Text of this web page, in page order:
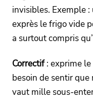
invisibles. Exemple :
exprès le frigo vide
a surtout compris
Correctif: exprime le
besoin de sentir que
vaut mille sous-